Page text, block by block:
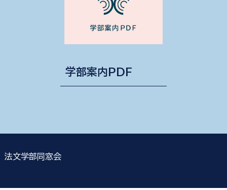
学部案内PDF
法文学部同窓会